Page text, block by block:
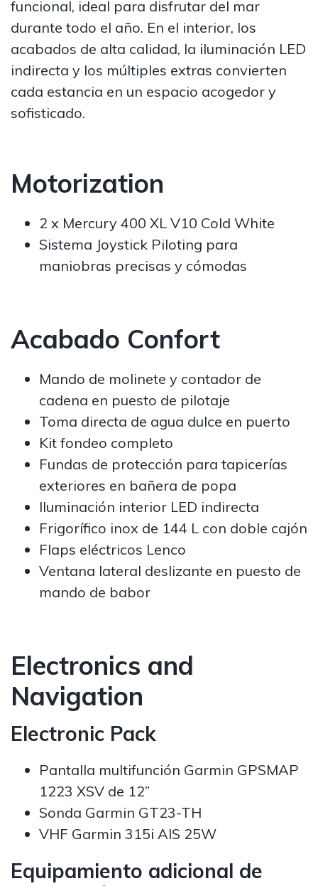
funcional, ideal para disfrutar del mar
durante todo el año. En el interior, los
acabados de alta calidad, la iluminación LED
indirecta y los múltiples extras convierten
cada estancia en un espacio acogedor y
sofisticado.
Motorization
2 x Mercury 400 XL V10 Cold White
Sistema Joystick Piloting para
maniobras precisas y cómodas
Acabado Confort
Mando de molinete y contador de
cadena en puesto de pilotaje
Toma directa de agua dulce en puerto
Kit fondeo completo
Fundas de protección para tapicerías
exteriores en bañera de popa
Iluminación interior LED indirecta
Frigorífico inox de 144 L con doble cajón
Flaps eléctricos Lenco
Ventana lateral deslizante en puesto de
mando de babor
Electronics and
Navigation
Electronic Pack
Pantalla multifunción Garmin GPSMAP
1223 XSV de 12”
Sonda Garmin GT23-TH
VHF Garmin 315i AIS 25W
Equipamiento adicional de